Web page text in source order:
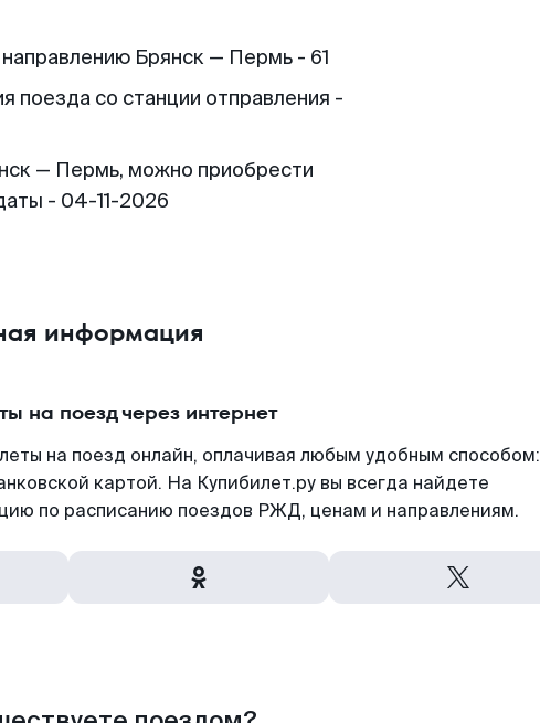
Брянск — Пермь - 61
поезда со станции отправления -
— Пермь, можно приобрести
- 04-11-2026
информация
на поезд через интернет
на поезд онлайн, оплачивая любым удобным способом:
картой. На Купибилет.ру вы всегда найдете
по расписанию поездов РЖД, ценам и направлениям.